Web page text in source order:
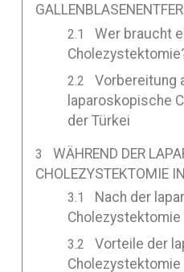
Wer braucht
Vorbereitung
laparoskopische
der Türkei
WÄHREND DER
CHOLEZYSTEKTOMIE
Nach der
Cholezystektomie
Vorteile der
Cholezystektomie